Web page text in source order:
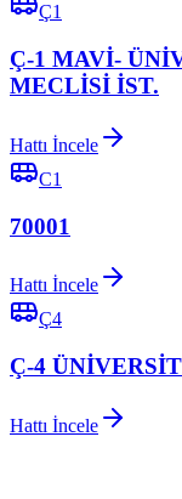
Ç1
Ç-1 MAVİ-
MECLİSİ İST.
Hattı İncele
C1
70001
Hattı İncele
Ç4
Ç-4
Hattı İncele